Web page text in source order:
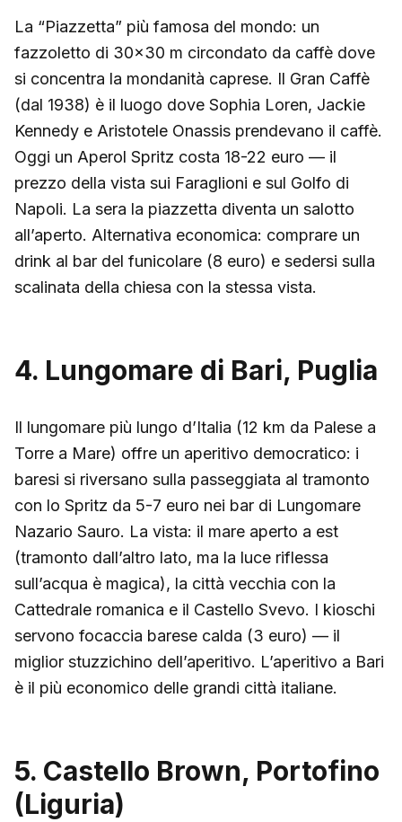
La “Piazzetta” più famosa del mondo: un
fazzoletto di 30×30 m circondato da caffè dove
si concentra la mondanità caprese. Il Gran Caffè
(dal 1938) è il luogo dove Sophia Loren, Jackie
Kennedy e Aristotele Onassis prendevano il caffè.
Oggi un Aperol Spritz costa 18-22 euro — il
prezzo della vista sui Faraglioni e sul Golfo di
Napoli. La sera la piazzetta diventa un salotto
all’aperto. Alternativa economica: comprare un
drink al bar del funicolare (8 euro) e sedersi sulla
scalinata della chiesa con la stessa vista.
4. Lungomare di Bari, Puglia
Il lungomare più lungo d’Italia (12 km da Palese a
Torre a Mare) offre un aperitivo democratico: i
baresi si riversano sulla passeggiata al tramonto
con lo Spritz da 5-7 euro nei bar di Lungomare
Nazario Sauro. La vista: il mare aperto a est
(tramonto dall’altro lato, ma la luce riflessa
sull’acqua è magica), la città vecchia con la
Cattedrale romanica e il Castello Svevo. I kioschi
servono focaccia barese calda (3 euro) — il
miglior stuzzichino dell’aperitivo. L’aperitivo a Bari
è il più economico delle grandi città italiane.
5. Castello Brown, Portofino
(Liguria)